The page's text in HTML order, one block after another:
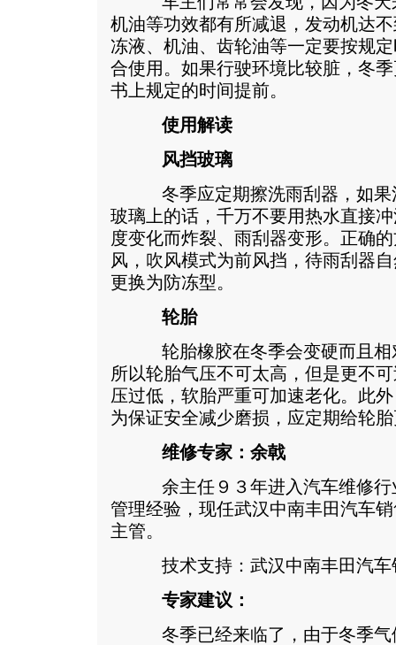
机油等功效都有所减退，发动机达
冻液、机油、齿轮油等一定要按规
合使用。如果行驶环境比较脏，冬
书上规定的时间提前。
使用解读
风挡玻璃
冬季应定期擦洗雨刮器，如果
玻璃上的话，千万不要用热水直接
度变化而炸裂、雨刮器变形。正确
风，吹风模式为前风挡，待雨刮器
更换为防冻型。
轮胎
轮胎橡胶在冬季会变硬而且相
所以轮胎气压不可太高，但是更不
压过低，软胎严重可加速老化。此
为保证安全减少磨损，应定期给轮
维修专家：余戟
余主任９３年进入汽车维修行
管理经验，现任武汉中南丰田汽车
主管。
技术支持：武汉中南丰田汽车
专家建议：
冬季已经来临了，由于冬季气